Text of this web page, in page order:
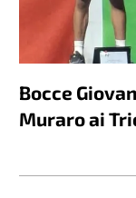
Bocce
Muraro ai